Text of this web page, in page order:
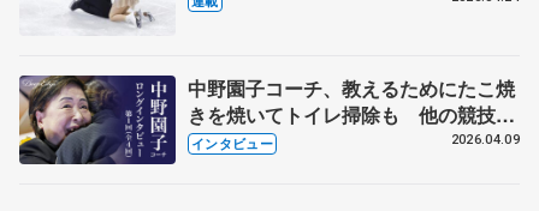
中野園子コーチ、教えるためにたこ焼
きを焼いてトイレ掃除も 他の競技に
も通用するという坂本花織の筋肉
インタビュー 2026.04.09